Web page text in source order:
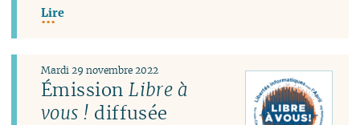
Lire
ÉmissionLibre à
vous ! diffusée
Mardi 29 novembre 2022